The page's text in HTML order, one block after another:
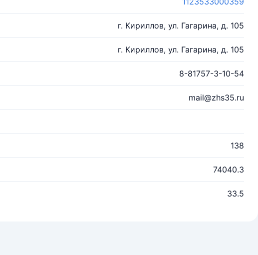
г. Кириллов, ул. Гагарина, д. 105
г. Кириллов, ул. Гагарина, д. 105
8-81757-3-10-54
mail@zhs35.ru
138
74040.3
33.5